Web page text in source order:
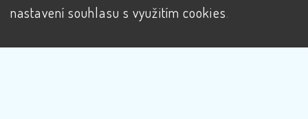
nastavení souhlasu s využitím cookies.